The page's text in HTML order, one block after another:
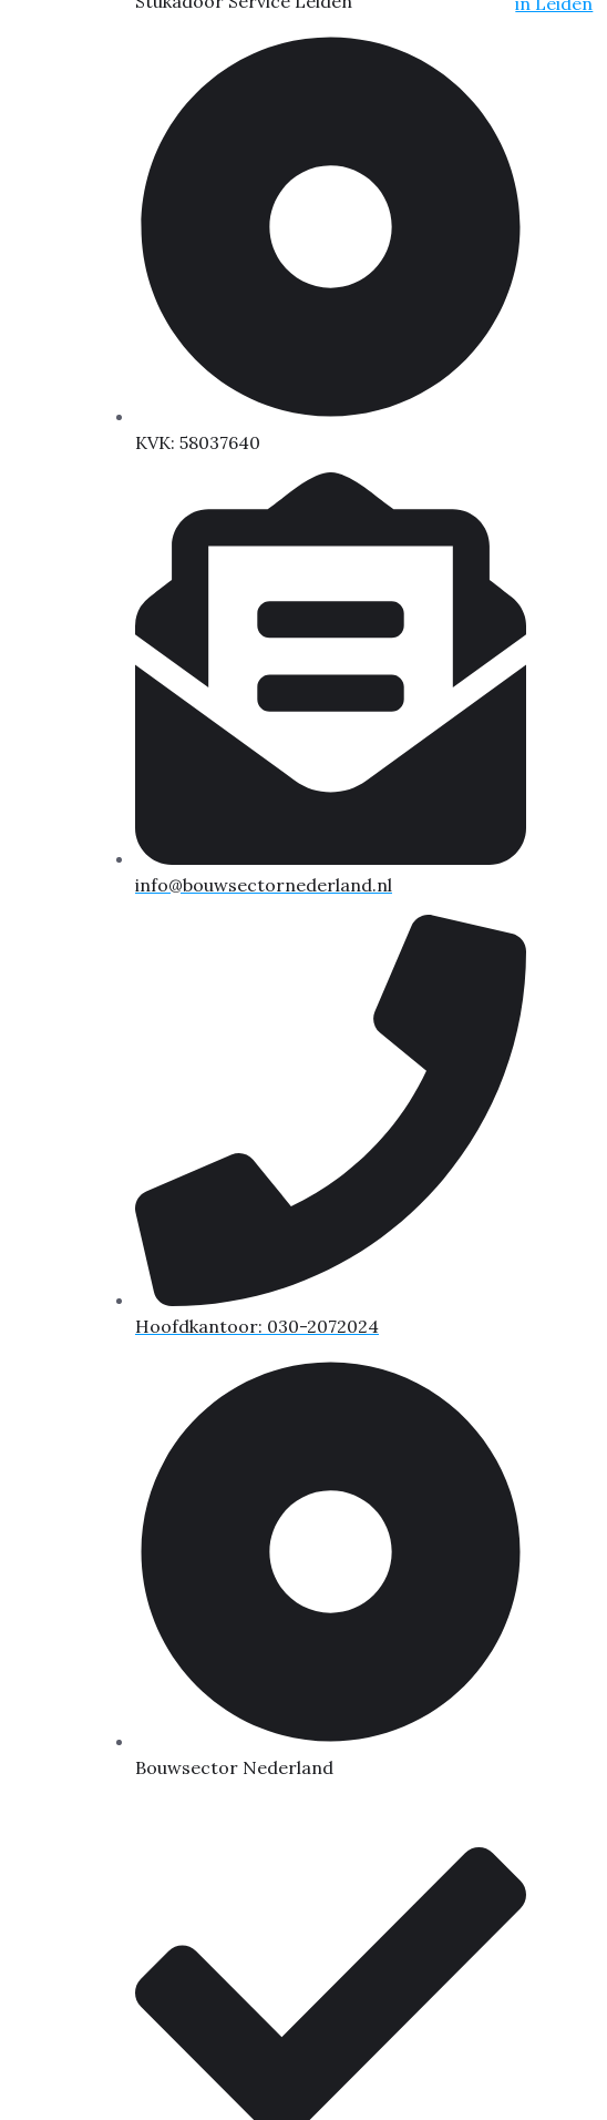
KVK: 58037640
info@bouwsectornederland.nl
Hoofdkantoor: 030-2072024
Bouwsector Nederland